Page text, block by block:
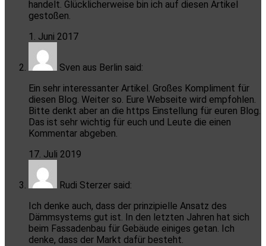
handelt. Glücklicherweise bin ich auf diesen Artikel
gestoßen.
1. Juni 2017
Sven aus Berlin said:
Ein sehr interessanter Artikel. Großes Kompliment für
diesen Blog. Weiter so. Eure Webseite wird empfohlen.
Bitte denkt aber an die https Einstellung für euren Blog.
Das ist sehr wichtig für euch und Leute die einen
Kommentar abgeben.
17. Juli 2019
Rudi Sterzer said:
Ich denke auch, dass der prinzipielle Ansatz des
Dämmsystems gut ist. In den letzten Jahren hat sich
beim Fassadenbau für Gebäude einiges getan. Ich
denke, dass der Markt dafür besteht.